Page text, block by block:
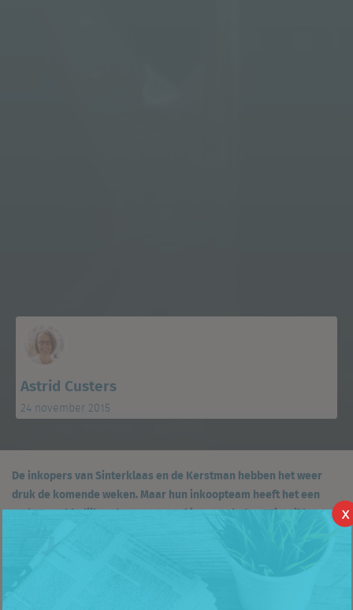
Astrid Custers
24 november 2015
De inkopers van Sinterklaas en de Kerstman hebben het weer
druk de komende weken. Maar hun inkoopteam heeft het een
stuk gemakkelijker dan een aantal jaren geleden. Wie wil kan
Bij ons ging dit gisteren als volgt: op de bank liggend kiest mijn
dochter op de ipad uit wat ze graag wil en vervolgens krijg ik dit
X